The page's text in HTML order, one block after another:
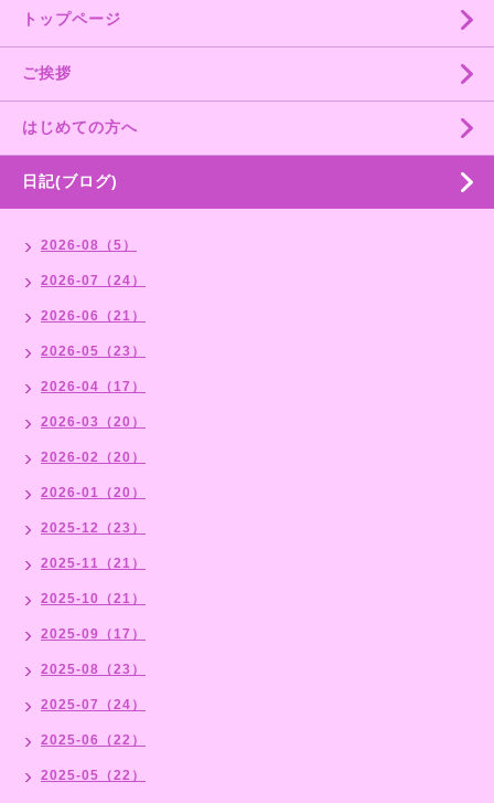
トップページ
ご挨拶
はじめての方へ
日記(ブログ)
2026-08（5）
2026-07（24）
2026-06（21）
2026-05（23）
2026-04（17）
2026-03（20）
2026-02（20）
2026-01（20）
2025-12（23）
2025-11（21）
2025-10（21）
2025-09（17）
2025-08（23）
2025-07（24）
2025-06（22）
2025-05（22）